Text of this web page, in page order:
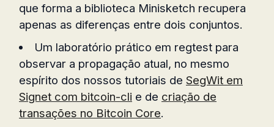
que forma a biblioteca Minisketch recupera
apenas as diferenças entre dois conjuntos.
Um laboratório prático em regtest para
observar a propagação atual, no mesmo
espírito dos nossos tutoriais de SegWit em
Signet com bitcoin-cli e de criação de
transações no Bitcoin Core.